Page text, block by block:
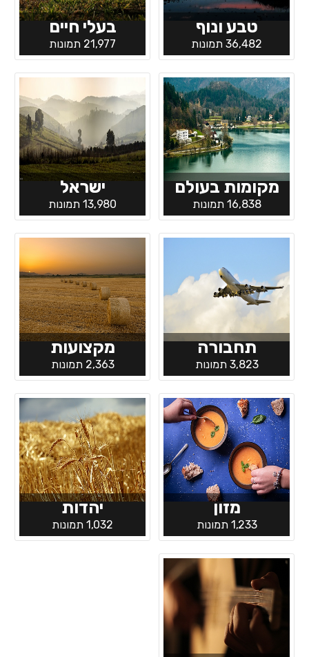
טבע ונוף
36,482 תמונות
בעלי חיים
21,977 תמונות
מקומות בעולם
16,838 תמונות
ישראל
13,980 תמונות
תחבורה
3,823 תמונות
מקצועות
2,363 תמונות
מזון
1,233 תמונות
יהדות
1,032 תמונות